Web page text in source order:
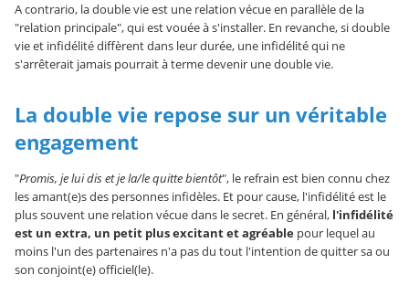
A contrario, la double vie est une relation vécue en parallèle de la
"relation principale", qui est vouée à s'installer. En revanche, si double
vie et infidélité diffèrent dans leur durée, une infidélité qui ne
s'arrêterait jamais pourrait à terme devenir une double vie.
La double vie repose sur un véritable
engagement
"Promis, je lui dis et je la/le quitte bientôt", le refrain est bien connu chez
les amant(e)s des personnes infidèles. Et pour cause, l'infidélité est le
plus souvent une relation vécue dans le secret. En général, l'infidélité
est un extra, un petit plus excitant et agréable pour lequel au
moins l'un des partenaires n'a pas du tout l'intention de quitter sa ou
son conjoint(e) officiel(le).